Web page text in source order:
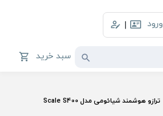
ورود |
سبد خرید
ترازو هوشمند شیائومی مدل Scale S400